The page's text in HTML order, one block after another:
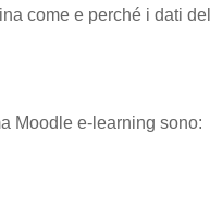
come e perché i dati
Moodle e-learning sono: